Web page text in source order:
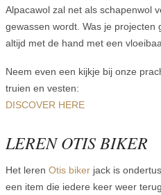
Alpacawol zal net als schapenwol
gewassen wordt. Was je projecten
altijd met de hand met een
Neem even een kijkje bij onze
truien en vesten:
DISCOVER HERE
LEREN OTIS BIKER
Het leren Otis biker jack is
een item die iedere keer weer